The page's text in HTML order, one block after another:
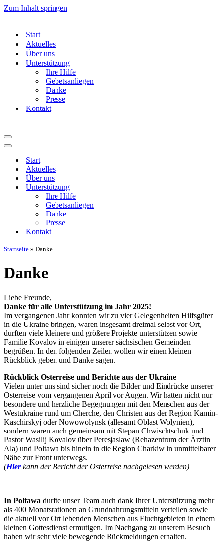
Zum Inhalt springen
Start
Aktuelles
Über uns
Unterstützung
Ihre Hilfe
Gebetsanliegen
Danke
Presse
Kontakt
Navigationsmenü
Navigationsmenü
Start
Aktuelles
Über uns
Unterstützung
Ihre Hilfe
Gebetsanliegen
Danke
Presse
Kontakt
Startseite » Danke
Danke
Liebe Freunde,
Danke für alle Unterstützung im Jahr 2025!
Im vergangenen Jahr konnten wir zu vier Gelegenheiten Hilfsgüter
in die Ukraine bringen, waren insgesamt dreimal selbst vor Ort,
durften viele kleinere und größere Projekte unterstützen sowie
Familie Kovalov in einigen unserer sächsischen Gemeinden
begrüßen. In den folgenden Zeilen wollen wir einen kleinen
Rückblick geben und Danke sagen.
Rückblick Osterreise und Berichte aus der Ukraine
Vielen unter uns sind sicher noch die Bilder und Eindrücke unserer
Osterreise vom vergangenen April vor Augen. Wir hatten nicht nur
besondere und herzliche Begegnungen mit den Menschen aus der
Westukraine rund um Cherche, den Christen aus der Region Kamin-
Kaschirskyj oder Nowowolynsk (allesamt Oblast Wolynien),
sondern waren auch gemeinsam mit Stepan Chwischtschuk und
Pastor Wasilij Kovalov über Peresjaslaw (Rehazentrum der Ärztin
Ala) und Poltawa bis hinein in die Region Charkiw in unmittelbarer
Nähe zur Front unterwegs.
(Hier kann der Bericht der Osterreise nachgelesen werden)
In Poltawa durfte unser Team auch dank Ihrer Unterstützung mehr
als 400 Monatsrationen an Grundnahrungsmitteln verteilen sowie
die aktuell vor Ort lebenden Menschen aus Fluchtgebieten in einem
kleinen Gottesdienst ermutigen. Im Nachgang zu unserem Besuch
haben wir sehr viele bewegende Rückmeldungen erhalten.